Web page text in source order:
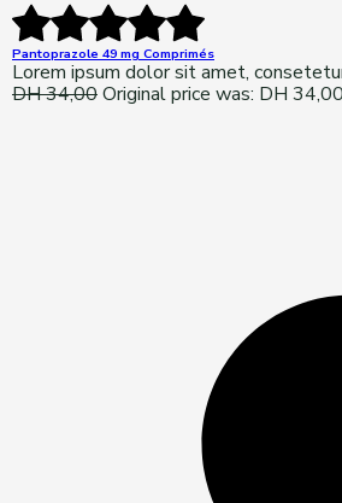
Pantoprazole 49 mg Comprimés
Lorem ipsum dolor sit amet,
DH34,00Original price was: DH